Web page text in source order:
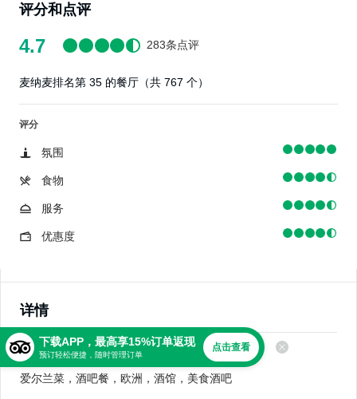
评分和点评
4.7 283条点评
麦纳麦排名第 35 的餐厅（共 767 个）
评分
氛围
食物
服务
优惠度
详情
美食
爱尔兰菜，酒吧餐，欧洲，酒馆，美食酒吧
下载APP，最高享15%订单返现
预订轻松便捷，随时管理订单
点击查看